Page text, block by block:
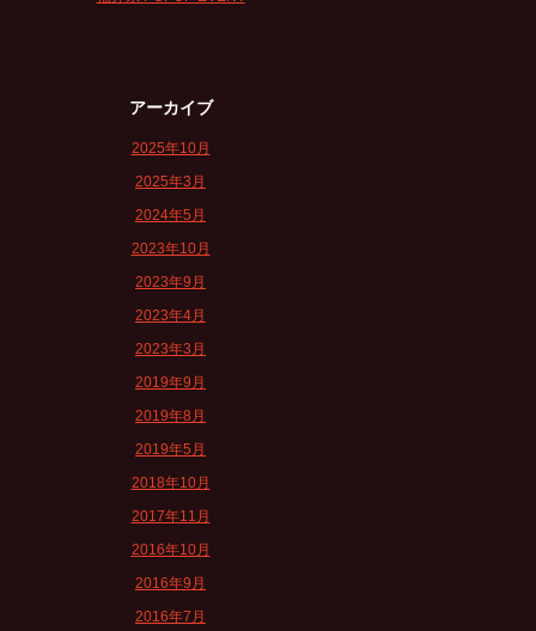
アーカイブ
2025年10月
2025年3月
2024年5月
2023年10月
2023年9月
2023年4月
2023年3月
2019年9月
2019年8月
2019年5月
2018年10月
2017年11月
2016年10月
2016年9月
2016年7月